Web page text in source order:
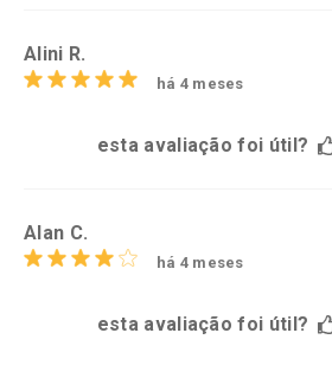
Alini R.
há 4 meses
esta avaliação foi útil?
Alan C.
há 4 meses
esta avaliação foi útil?